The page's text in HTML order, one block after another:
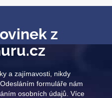
z
a zajímavosti, nikdy
formuláře nám
osobních údajů. Více